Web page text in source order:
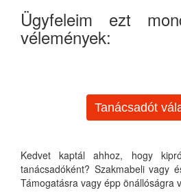
Ügyfeleim ezt
vélemények:
Tanácsadót
Kedvet kaptál ahhoz, hogy
tanácsadóként? Szakmabeli vagy
Támogatásra vagy épp önállóságra